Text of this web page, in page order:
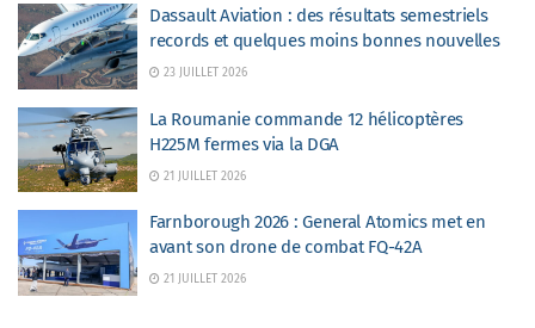
Dassault Aviation : des résultats semestriels
records et quelques moins bonnes nouvelles
23 JUILLET 2026
La Roumanie commande 12 hélicoptères
H225M fermes via la DGA
21 JUILLET 2026
Farnborough 2026 : General Atomics met en
avant son drone de combat FQ-42A
21 JUILLET 2026